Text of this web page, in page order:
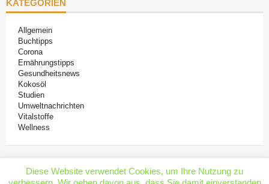
KATEGORIEN
Allgemein
Buchtipps
Corona
Ernährungstipps
Gesundheitsnews
Kokosöl
Studien
Umweltnachrichten
Vitalstoffe
Wellness
Diese Website verwendet Cookies, um Ihre Nutzung zu